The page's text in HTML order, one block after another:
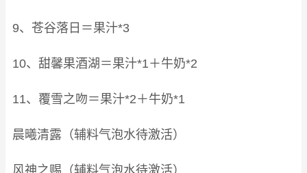
9、苍谷落日＝果汁*3
10、甜馨果酒湖＝果汁*1＋牛奶*2
11、覆雪之吻＝果汁*2＋牛奶*1
晨曦清露（辅料气泡水待激活）
风神之赐（辅料气泡水待激活）